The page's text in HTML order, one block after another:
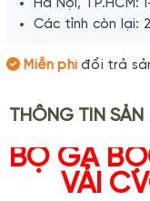
Hà Nội, TP.HCM:
Các tỉnh còn lại:
Miễn phí đổi trả
THÔNG TIN SẢN
BỘ GA
VẢI